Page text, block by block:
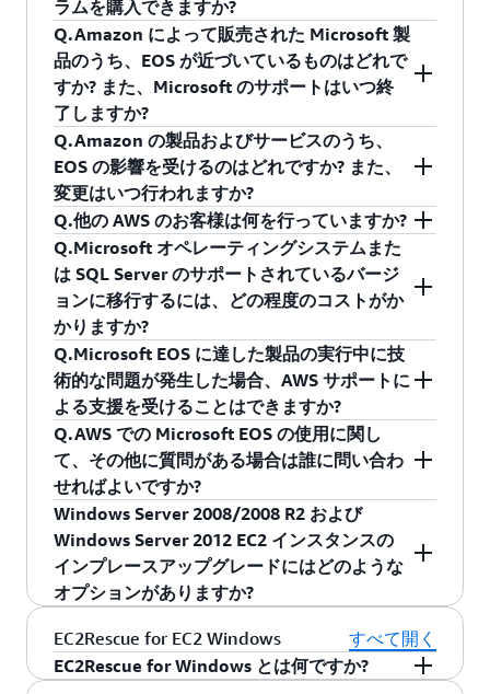
ありません。
AWS へのアップグレードと移行 (Windows
Server の場合): ワークロードを EOS 対象の
Windows Server で、オンプレミスまたは AWS
で実行している場合、AWS の Windows Server
向け サポート終了移行プログラム(EMP) を提供
して、Amazon EC2 でサポートされている新しい
Windows Server バージョンへのワークロードの
移行を支援します。このプログラムでは、
Windows Server 2003、2008、2008 R2 で実行し
ているアプリケーションを移行するためのテク
ノロジーと専門家によるガイダンスを提供しま
す。EMP のテクノロジーでは、アプリケーショ
ンを基盤となる OS から切り離すことで、AWS
パートナーまたは AWS Professional Services に
よって重要なアプリケーションを AWS で
Windows Server の最新のサポートされているバ
ージョンに移行できるようにします。プログラ
ムの詳細とサインアップについては、プログラ
ムの ウェブページ にアクセスしてください。
自動アップグレード : SQL Server 2008 R2 (また
はそれ以降) および Windows Server 2008 R2 (ま
たはそれ以降) を使用している場合、AWS
Systems Manager を使用して、非破壊的なイン
プレースアップグレードを自動化することがで
パッケージで依存関係をパッケージ化する事に
よって基となる OS の依存関係を排除します。
アップグレードする方法が最も簡単です。EMP
は、新しいバージョンの Windows と互換性のな
いアプリケーションに適しています。
ラムを購入できますか?
はい。延長セキュリティ更新プログラム (ESU)
は AWS で実行されるインスタンスに適用できま
す。ESU ライセンスは、Microsoft または
Microsoft ライセンスパートナーからのみ直接購
入できます。詳細については、Microsoft の
「ラ
イフサイクル FAQ - 延長セキュリティ更新プログ
ラム」をご覧ください。
延長セキュリティ更新プログラムは、製品の
EOS の日付から最大 3 年間、必要に応じサーバ
ーに対して毎年購入できます。EOS 製品の ESU
のおおよそのコストは、影響を受ける製品の年
間ライセンスコストの 75％ です。ただし、ESU
に含まれるのは「緊急」と評価された SQL
Server のセキュリティ更新プログラムとセキュ
リティ情報、また、「緊急」および「重要」と
評価された Windows Server のセキュリティ更新
プログラムとセキュリティ情報のみであり、ソ
フトウェアは他の潜在的な脆弱性にさらされた
ままになります。EOS で利用可能なすべてのオ
プションを検討することをお勧めします。詳細
については、「EOS が近づいている Microsoft ソ
ションがありますか?」を参照してください。
Q.Amazon によって販売された Microsoft 製
品のうち、EOS が近づいているものはどれで
すか? また、Microsoft のサポートはいつ終
了しますか?
注: 以下の情報は、2022 年 4 月 8 日時点で公開
されている Microsoft EOS の期日に基づいていま
す。
Microsoft Windows Server:
Windows Server 2003 - 2015 年 7 月 14 日
Windows Server 1709 - 2019 年 4 月 9 日
Windows Server 1803 - 2019 年 11 月 12 日
Windows Server 2008 - 2020 年 1 月 14 日
Windows Server 2008 R2 – 2020 年 1 月 14 日
Windows Server 1809 – 2020 年 5 月 12 日
Windows Server 1903 – 2020 年 12 月 8 日
Windows Server 1909 – 2021 年 5 月 11 日
Windows Server 2012 – 2023 年 10 月 10 日
Q.Amazon の製品およびサービスのうち、
EOS の影響を受けるのはどれですか? また、
変更はいつ行われますか?
2019 年 7 月 1 日以降、Microsoft EOS 製品を使
用または搭載したライセンス込みのマネージド
AWS Windows AMI (AWS マネジメントコンソー
ルとクイックスタートで利用可能)、メディア、
サービスを公開および配信しないように
Microsoft から要請されています。数年前に既に
サポートが終了した製品もこのような制限の対
象になります。以下の製品とサービスが影響を
受けます。
マネージド AWS Windows AMI:
AWS では、AWS マネジメントコンソール、クイ
ックスタート、AWS Marketplace において、EOS
対象のソフトウェアを含むマネージド AWS
Windows AMI の公開や配信を行いません。
Microsoft Windows Server:
Q.他の AWS のお客様は何を行っていますか?
Sysco、Hess、Ancestry、Expedia などの AWS の
お客様は、AWS での Windows ワークロードの移
行とモダナイズに成功しています。AWS のお客
様が何を行っているかの詳細については、こち
らをご覧ください。
Q.Microsoft オペレーティングシステムまた
は SQL Server のサポートされているバージ
ョンに移行するには、どの程度のコストがか
かりますか?
ライセンス込み : Amazon のライセンス込みオプ
ションを使用している場合、ソフトウェアの最
新バージョンに移行するための追加のライセン
ス料金は発生しません。
例えば、Microsoft Windows Server 2019 は、
Microsoft Windows Server 2003/2008/2008
R2 と同じ料金です。
Microsoft SQL Server 2017 (エディション別)
R2 (エディション別) と同じ料金です。
Q.Microsoft EOS に達した製品の実行中に技
術的な問題が発生した場合、AWS サポートに
よる支援を受けることはできますか?
はい、AWS サポートプランを利用しているお客
様は、技術的問題について AWS サポートによる
対応を受けられます。
注: Microsoft のポリシーに従って、延長サポー
トの終了後、延長セキュリティ更新プログラム
を購入しない限り、Microsoft によるパッチやセ
AWS サポートプランの詳細については、
こちら
Q.AWS での Microsoft EOS の使用に関し
て、その他に質問がある場合は誰に問い合わ
せればよいですか?
aws.EOS.Microsoft@amazon.comまで E メール
でお問い合わせください。
Windows Server 2008/2008 R2 および
Windows Server 2012 EC2 インスタンスの
インプレースアップグレードにはどのような
オプションがありますか?
インプレースアップグレードオプションの詳細
については、こちらをご覧ください。
EC2Rescue for EC2 Windows
すべて開く
EC2Rescue for Windows とは何ですか?